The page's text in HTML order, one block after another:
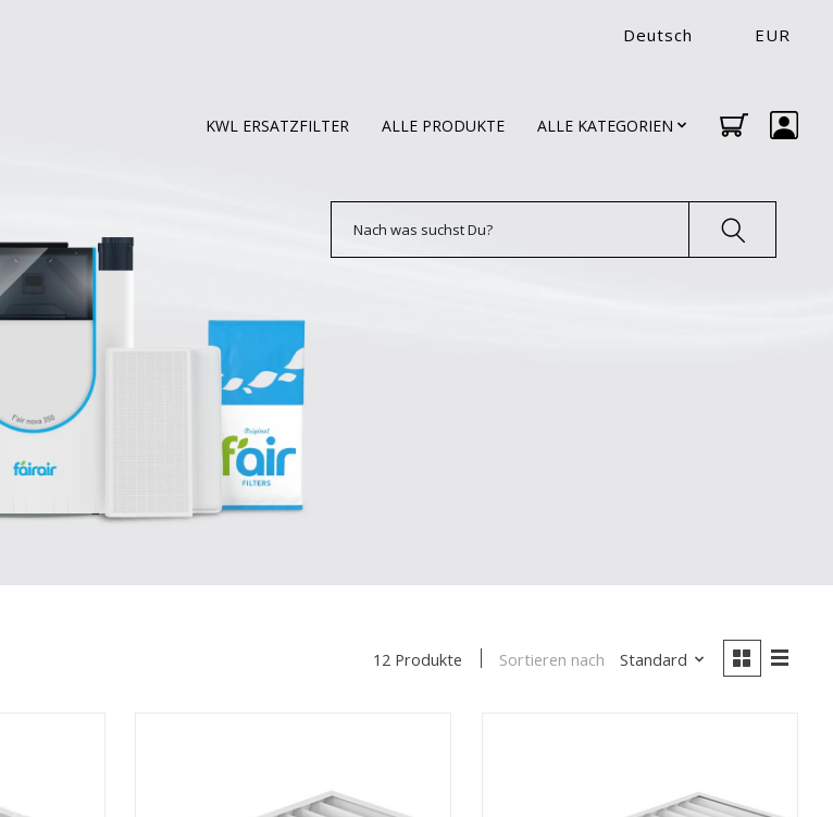
Deutsch EUR
KWL ERSATZFILTER ALLE PRODUKTE ALLE KATEGORIEN
12 Produkte Sortieren nach Standard